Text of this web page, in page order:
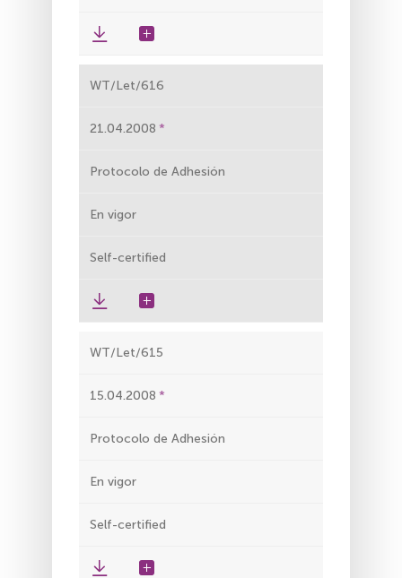
WT/Let/616
21.04.2008
Protocolo de Adhesión
En vigor
Self-certified
WT/Let/615
15.04.2008
Protocolo de Adhesión
En vigor
Self-certified